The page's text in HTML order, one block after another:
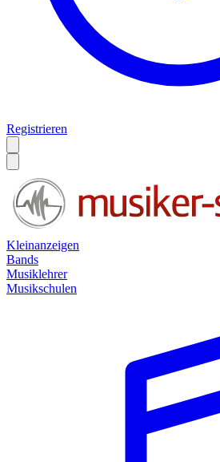
Registrieren
Kleinanzeigen
Bands
Musiklehrer
Musikschulen